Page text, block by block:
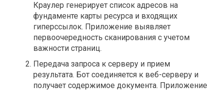
Краулер генерирует список адресов на
фундаменте карты ресурса и входящих
гиперссылок. Приложение выявляет
первоочередность сканирования с учетом
важности страниц.
Передача запроса к серверу и прием
результата. Бот соединяется к веб-серверу и
получает содержимое документа. Приложение